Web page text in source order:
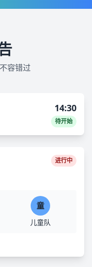
容错过
14:30
待开始
进行中
童
儿童队